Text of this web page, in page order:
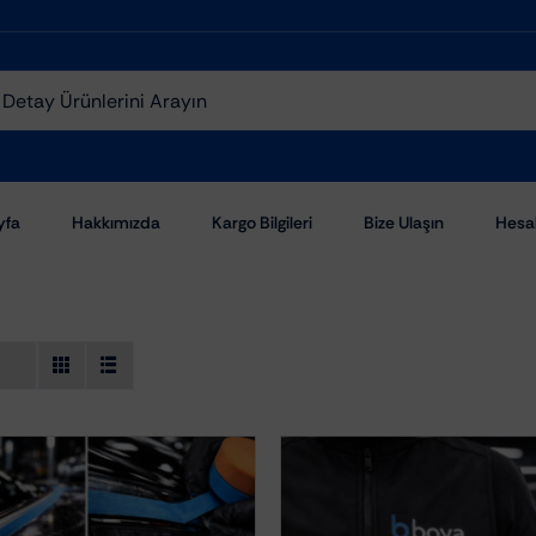
Hakkımızda Kargo Bilgileri Bize Ulaşın